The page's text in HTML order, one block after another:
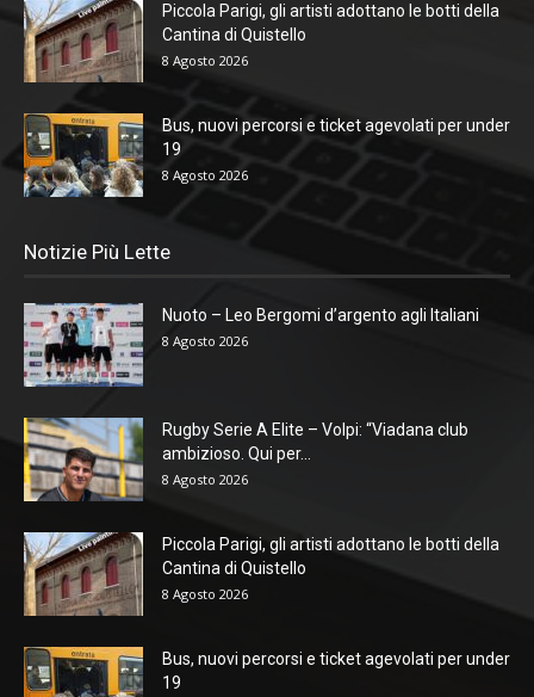
Piccola Parigi, gli artisti adottano le botti della
Cantina di Quistello
8 Agosto 2026
Bus, nuovi percorsi e ticket agevolati per under
19
8 Agosto 2026
Notizie Più Lette
Nuoto – Leo Bergomi d’argento agli Italiani
8 Agosto 2026
Rugby Serie A Elite – Volpi: “Viadana club
ambizioso. Qui per...
8 Agosto 2026
Piccola Parigi, gli artisti adottano le botti della
Cantina di Quistello
8 Agosto 2026
Bus, nuovi percorsi e ticket agevolati per under
19